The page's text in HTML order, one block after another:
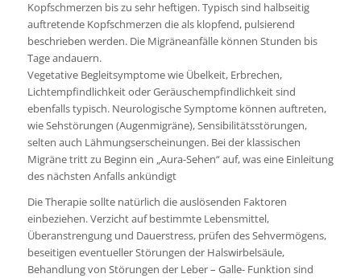
Kopfschmerzen bis zu sehr heftigen. Typisch sind halbseitig
auftretende Kopfschmerzen die als klopfend, pulsierend
beschrieben werden. Die Migräneanfälle können Stunden bis
Tage andauern.
Vegetative Begleitsymptome wie Übelkeit, Erbrechen,
Lichtempfindlichkeit oder Geräuschempfindlichkeit sind
ebenfalls typisch. Neurologische Symptome können auftreten,
wie Sehstörungen (Augenmigräne), Sensibilitätsstörungen,
selten auch Lähmungserscheinungen. Bei der klassischen
Migräne tritt zu Beginn ein „Aura-Sehen“ auf, was eine Einleitung
des nächsten Anfalls ankündigt
Die Therapie sollte natürlich die auslösenden Faktoren
einbeziehen. Verzicht auf bestimmte Lebensmittel,
Überanstrengung und Dauerstress, prüfen des Sehvermögens,
beseitigen eventueller Störungen der Halswirbelsäule,
Behandlung von Störungen der Leber – Galle- Funktion sind